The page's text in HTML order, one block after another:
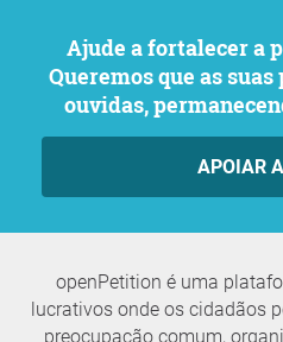
Ajude a fortalecer a participação cívica.
Queremos que as
ouvidas,
APOIAR
openPetition é uma
lucrativos onde os cidadãos
preocupação comum,